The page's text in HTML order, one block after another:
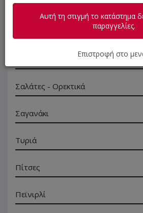
SUPER Προσφορές
Σαλάτες - Ορεκτικά
Σαγανάκι
Τυριά
Πίτσες
Πεϊνιρλί
Αυτή τη στιγμή το κατάστημα
παραγγελίες.
Επιστροφή στο